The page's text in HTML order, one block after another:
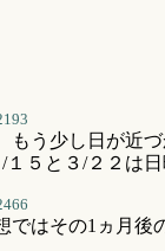
う少し日が近
５と３/２２は
はその1ヵ月